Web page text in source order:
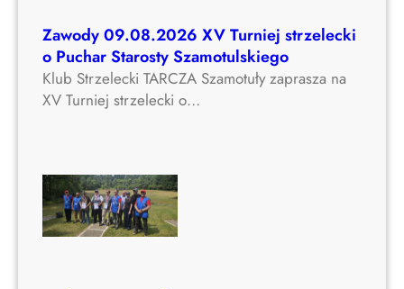
Zawody 09.08.2026 XV Turniej strzelecki
o Puchar Starosty Szamotulskiego
Klub Strzelecki TARCZA Szamotuły zaprasza na
XV Turniej strzelecki o…